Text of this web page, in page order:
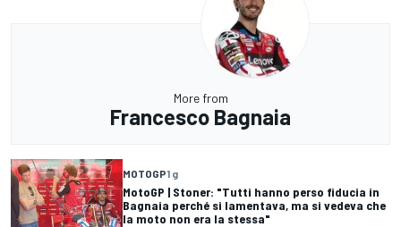
More from
Francesco Bagnaia
MOTOGP1 g
MotoGP | Stoner: "Tutti hanno perso fiducia in
Bagnaia perché si lamentava, ma si vedeva che
la moto non era la stessa"